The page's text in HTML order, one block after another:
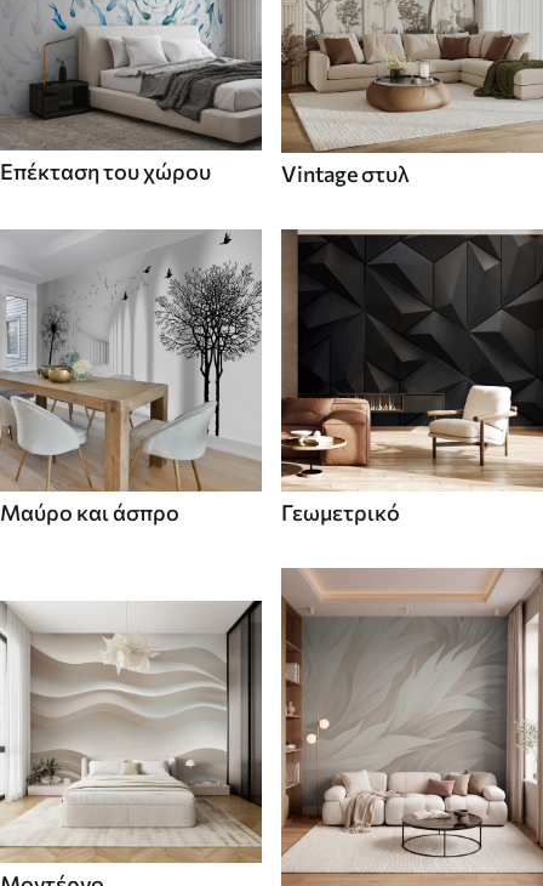
Επέκταση του χώρου Vintage στυλ
Μαύρο και άσπρο Γεωμετρικό